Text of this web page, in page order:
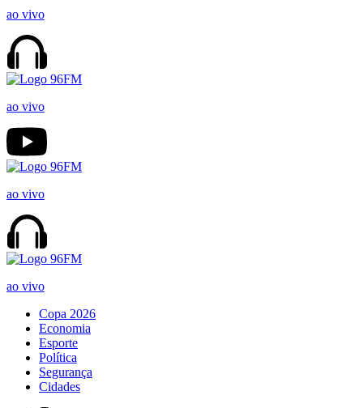
ao vivo
ao vivo
ao vivo
ao vivo
Copa 2026
Economia
Esporte
Política
Segurança
Cidades